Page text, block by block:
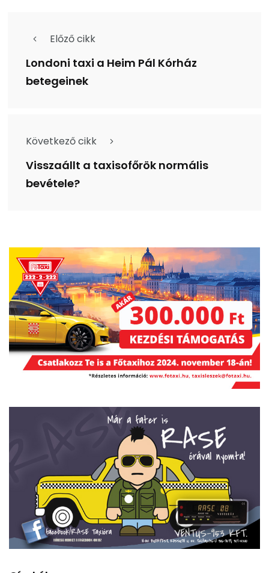
Előző cikk
Londoni taxi a Heim Pál Kórház
betegeinek
Következő cikk
Visszaállt a taxisofőrök normális
bevétele?